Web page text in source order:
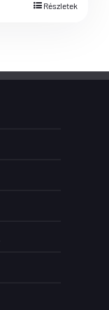
Részletek